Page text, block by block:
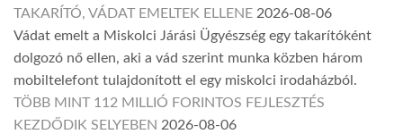
TAKARÍTÓ, VÁDAT EMELTEK ELLENE 2026-08-06
Vádat emelt a Miskolci Járási Ügyészség egy takarítóként
dolgozó nő ellen, aki a vád szerint munka közben három
mobiltelefont tulajdonított el egy miskolci irodaházból.
TÖBB MINT 112 MILLIÓ FORINTOS FEJLESZTÉS
KEZDŐDIK SELYEBEN 2026-08-06